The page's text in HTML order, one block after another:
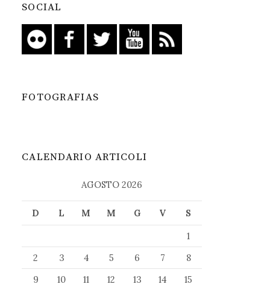
SOCIAL
FOTOGRAFIAS
CALENDARIO ARTICOLI
AGOSTO 2026
D L M M G V
S
1
2
3 4 5 6 7
8
9
10 11 12 13 14
15